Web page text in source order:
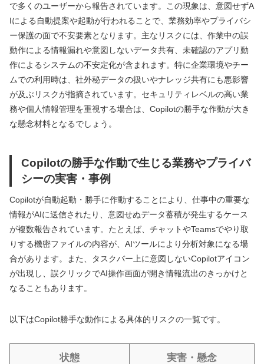
で多くのユーザーから報告されています。この現象は、意図せずA
Iによる自動提案や起動が行われることで、業務効率やプライバシ
ー保護の面で不安要素となります。主なリスクには、作業中の誤
動作による情報漏れや意図しないデータ共有、未確認のアプリ動
作によるシステムの不安定化が含まれます。特に企業環境やチー
ムでの利用時は、社外秘データの扱いやナレッジ共有にも悪影響
が及ぶリスクが指摘されています。セキュリティレベルの高い業
務や個人情報管理を重視する場合は、Copilotの勝手な作動が大き
な懸念材料となるでしょう。
Copilotの勝手な作動で生じる業務やプライバ
シーの実害・事例
Copilotが自動起動・勝手に作動することにより、仕事中の重要な
情報がAIに送信されたり、意図せぬデータ蓄積が発生するケース
が複数報告されています。たとえば、チャットやTeamsでやり取
りする機密ファイルの内容が、AIツールにより分析対象になる場
合があります。また、タスクバー上に意図しないCopilotアイコン
が出現し、誤クリックでAI操作画面が開き情報流出のきっかけと
なることもあります。
以下はCopilot勝手な動作による具体的リスクの一覧です。
状態 実害・懸念